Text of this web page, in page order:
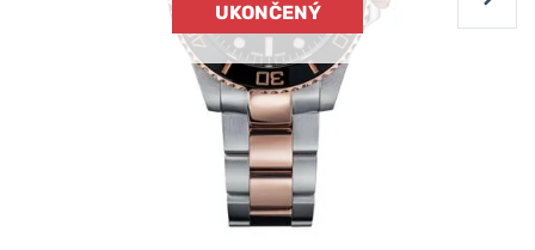
UKONČENÝ